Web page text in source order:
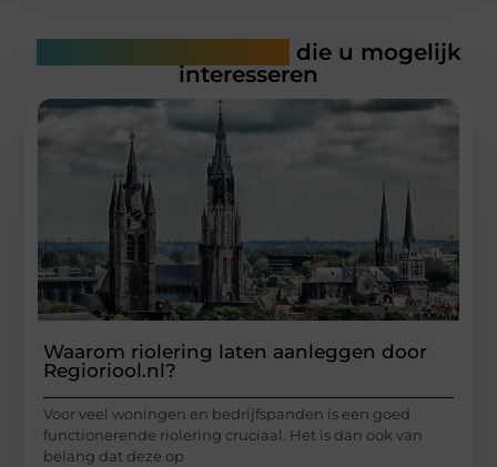
die u mogelijk
interesseren
Waarom riolering laten aanleggen door
Regioriool.nl?
Voor veel woningen en bedrijfspanden is een goed
functionerende riolering cruciaal. Het is dan ook van
belang dat deze op